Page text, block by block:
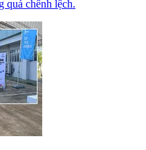
quá chênh lệch.